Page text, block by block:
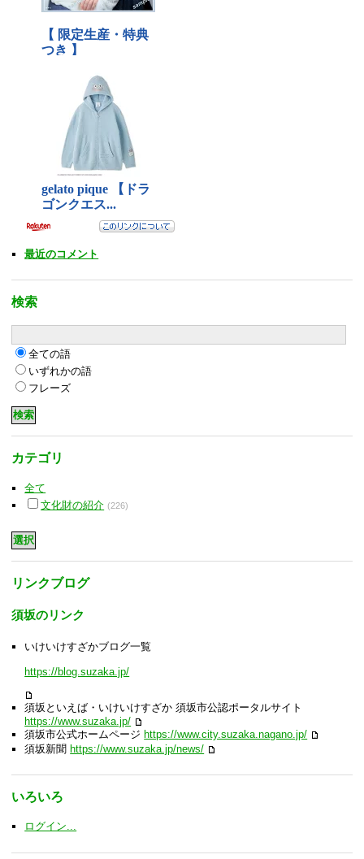
最近のコメント
検索
全ての語
いずれかの語
フレーズ
カテゴリ
全て
文化財の紹介 (226)
リンクブログ
須坂のリンク
いけいけすざかブログ一覧
https://blog.suzaka.jp/
須坂といえば・いけいけすざか 須坂市公認ポータルサイト
https://www.suzaka.jp/
須坂市公式ホームページ https://www.city.suzaka.nagano.jp/
須坂新聞 https://www.suzaka.jp/news/
いろいろ
ログイン...